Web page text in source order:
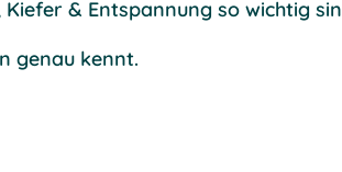
& Entspannung so wichtig
genau kennt.